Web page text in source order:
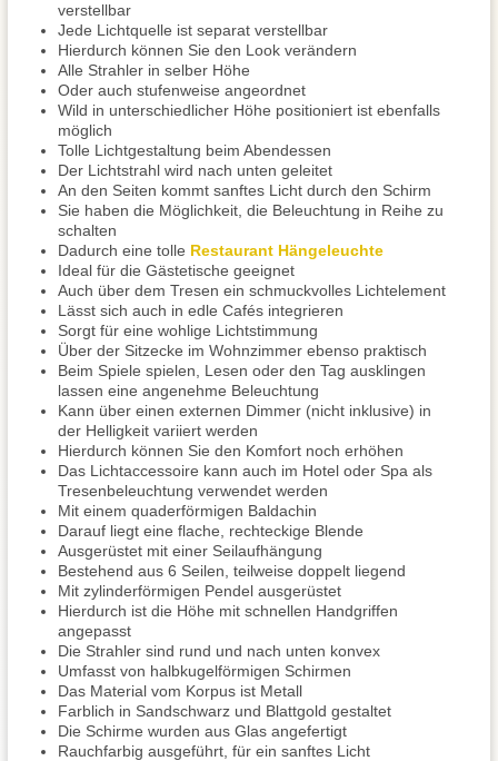
verstellbar
Jede Lichtquelle ist separat verstellbar
Hierdurch können Sie den Look verändern
Alle Strahler in selber Höhe
Oder auch stufenweise angeordnet
Wild in unterschiedlicher Höhe positioniert ist ebenfalls
möglich
Tolle Lichtgestaltung beim Abendessen
Der Lichtstrahl wird nach unten geleitet
An den Seiten kommt sanftes Licht durch den Schirm
Sie haben die Möglichkeit, die Beleuchtung in Reihe zu
schalten
Dadurch eine tolle Restaurant Hängeleuchte
Ideal für die Gästetische geeignet
Auch über dem Tresen ein schmuckvolles Lichtelement
Lässt sich auch in edle Cafés integrieren
Sorgt für eine wohlige Lichtstimmung
Über der Sitzecke im Wohnzimmer ebenso praktisch
Beim Spiele spielen, Lesen oder den Tag ausklingen
lassen eine angenehme Beleuchtung
Kann über einen externen Dimmer (nicht inklusive) in
der Helligkeit variiert werden
Hierdurch können Sie den Komfort noch erhöhen
Das Lichtaccessoire kann auch im Hotel oder Spa als
Tresenbeleuchtung verwendet werden
Mit einem quaderförmigen Baldachin
Darauf liegt eine flache, rechteckige Blende
Ausgerüstet mit einer Seilaufhängung
Bestehend aus 6 Seilen, teilweise doppelt liegend
Mit zylinderförmigen Pendel ausgerüstet
Hierdurch ist die Höhe mit schnellen Handgriffen
angepasst
Die Strahler sind rund und nach unten konvex
Umfasst von halbkugelförmigen Schirmen
Das Material vom Korpus ist Metall
Farblich in Sandschwarz und Blattgold gestaltet
Die Schirme wurden aus Glas angefertigt
Rauchfarbig ausgeführt, für ein sanftes Licht